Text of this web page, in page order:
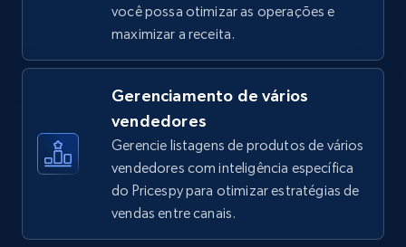
TikTok Shop - discover records by shop url
price, Final price, Discount percent, and more.
667+
Amazon sellers info
você possa otimizar as operações e
maximizar a receita.
Gerenciamento de vários
vendedores
Gerencie listagens de produtos de vários
vendedores com inteligência específica
do Pricespy para otimizar estratégias de
vendas entre canais.